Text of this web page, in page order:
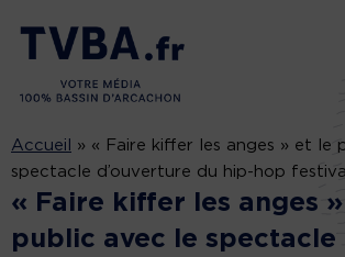
Accueil » « Faire kiffer les anges » et le
spectacle d’ouverture du hip-hop festival
« Faire kiffer les anges
public avec le spectacle